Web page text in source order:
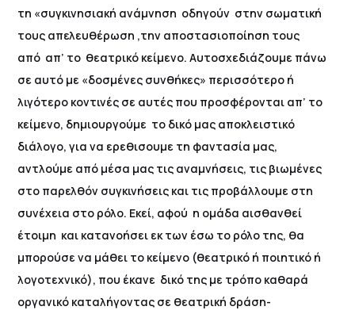
τη «συγκινησιακή ανάμνηση οδηγούν στην σωματική
τους απελευθέρωση ,την αποστασιοποίηση τους
από απ’ το θεατρικό κείμενο. Αυτοσχεδιάζουμε πάνω
σε αυτό με «δοσμένες συνθήκες» περισσότερο ή
λιγότερο κοντινές σε αυτές που προσφέρονται απ’ το
κείμενο, δημιουργούμε το δικό μας αποκλειστικό
διάλογο, για να ερεθισουμε τη φαντασία μας,
αντλούμε από μέσα μας τις αναμνήσεις, τις βιωμένες
στο παρελθόν συγκινήσεις και τις προβάλλουμε στη
συνέ­χεια στο ρόλο. Εκεί, αφού η ομάδα αισθανθεί
έτοιμη και κατανοήσει εκ των έσω το ρόλο της, θα
μπορούσε να μάθει το κείμενο (θεατρικό ή ποιητικό ή
λογοτεχνικό), που έκανε δικό της με τρόπο καθαρά
οργανικό καταλήγοντας σε θεατρική δράση-